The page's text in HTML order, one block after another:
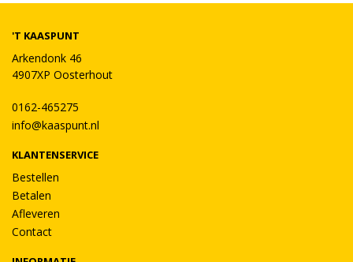
'T KAASPUNT
Arkendonk 46
4907XP Oosterhout
0162-465275
info@kaaspunt.nl
KLANTENSERVICE
Bestellen
Betalen
Afleveren
Contact